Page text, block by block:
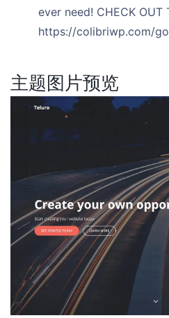
ever need! CHECK OUT
https://colibriwp.com/
主题图片预览